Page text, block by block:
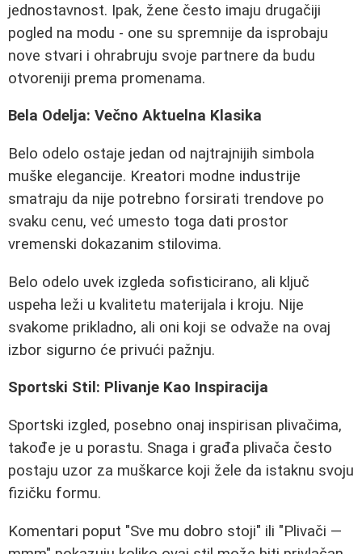
jednostavnost. Ipak, žene često imaju drugačiji
pogled na modu - one su spremnije da isprobaju
nove stvari i ohrabruju svoje partnere da budu
otvoreniji prema promenama.
Bela Odelja: Večno Aktuelna Klasika
Belo odelo ostaje jedan od najtrajnijih simbola
muške elegancije. Kreatori modne industrije
smatraju da nije potrebno forsirati trendove po
svaku cenu, već umesto toga dati prostor
vremenski dokazanim stilovima.
Belo odelo uvek izgleda sofisticirano, ali ključ
uspeha leži u kvalitetu materijala i kroju. Nije
svakome prikladno, ali oni koji se odvaže na ovaj
izbor sigurno će privući pažnju.
Sportski Stil: Plivanje Kao Inspiracija
Sportski izgled, posebno onaj inspirisan plivačima,
takođe je u porastu. Snaga i građa plivača često
postaju uzor za muškarce koji žele da istaknu svoju
fizičku formu.
Komentari poput "Sve mu dobro stoji" ili "Plivači —